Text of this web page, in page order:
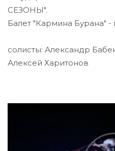
СЕЗОНЫ".
Балет "Кармина Бурана" -
солисты: Александр
Алексей Харитонов